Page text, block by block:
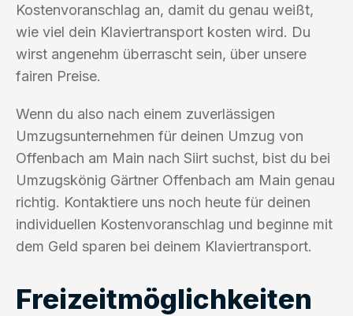
Kostenvoranschlag an, damit du genau weißt,
wie viel dein Klaviertransport kosten wird. Du
wirst angenehm überrascht sein, über unsere
fairen Preise.
Wenn du also nach einem zuverlässigen
Umzugsunternehmen für deinen Umzug von
Offenbach am Main nach Siirt suchst, bist du bei
Umzugskönig Gärtner Offenbach am Main genau
richtig. Kontaktiere uns noch heute für deinen
individuellen Kostenvoranschlag und beginne mit
dem Geld sparen bei deinem Klaviertransport.
Freizeitmöglichkeiten